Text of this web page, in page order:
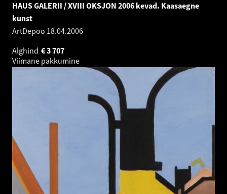
HAUS GALERII / XVIII OKSJON 2006 kevad. Kaasaegne
kunst
ArtDepoo 18.04.2006
Alghind
3 707
€
Viimane pakkumine